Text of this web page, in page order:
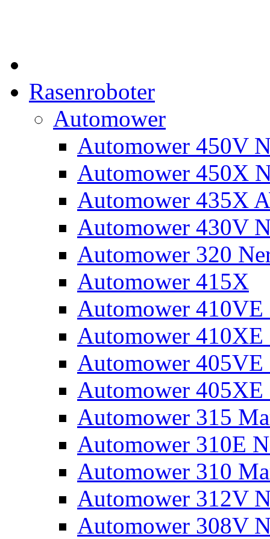
Rasenroboter
Automower
Automower 450V
Automower 450X
Automower 435X
Automower 430V
Automower 320
Automower 415X
Automower 410VE
Automower 410XE
Automower 405VE
Automower 405XE
Automower 315
Automower 310E
Automower 310
Automower 312V
Automower 308V